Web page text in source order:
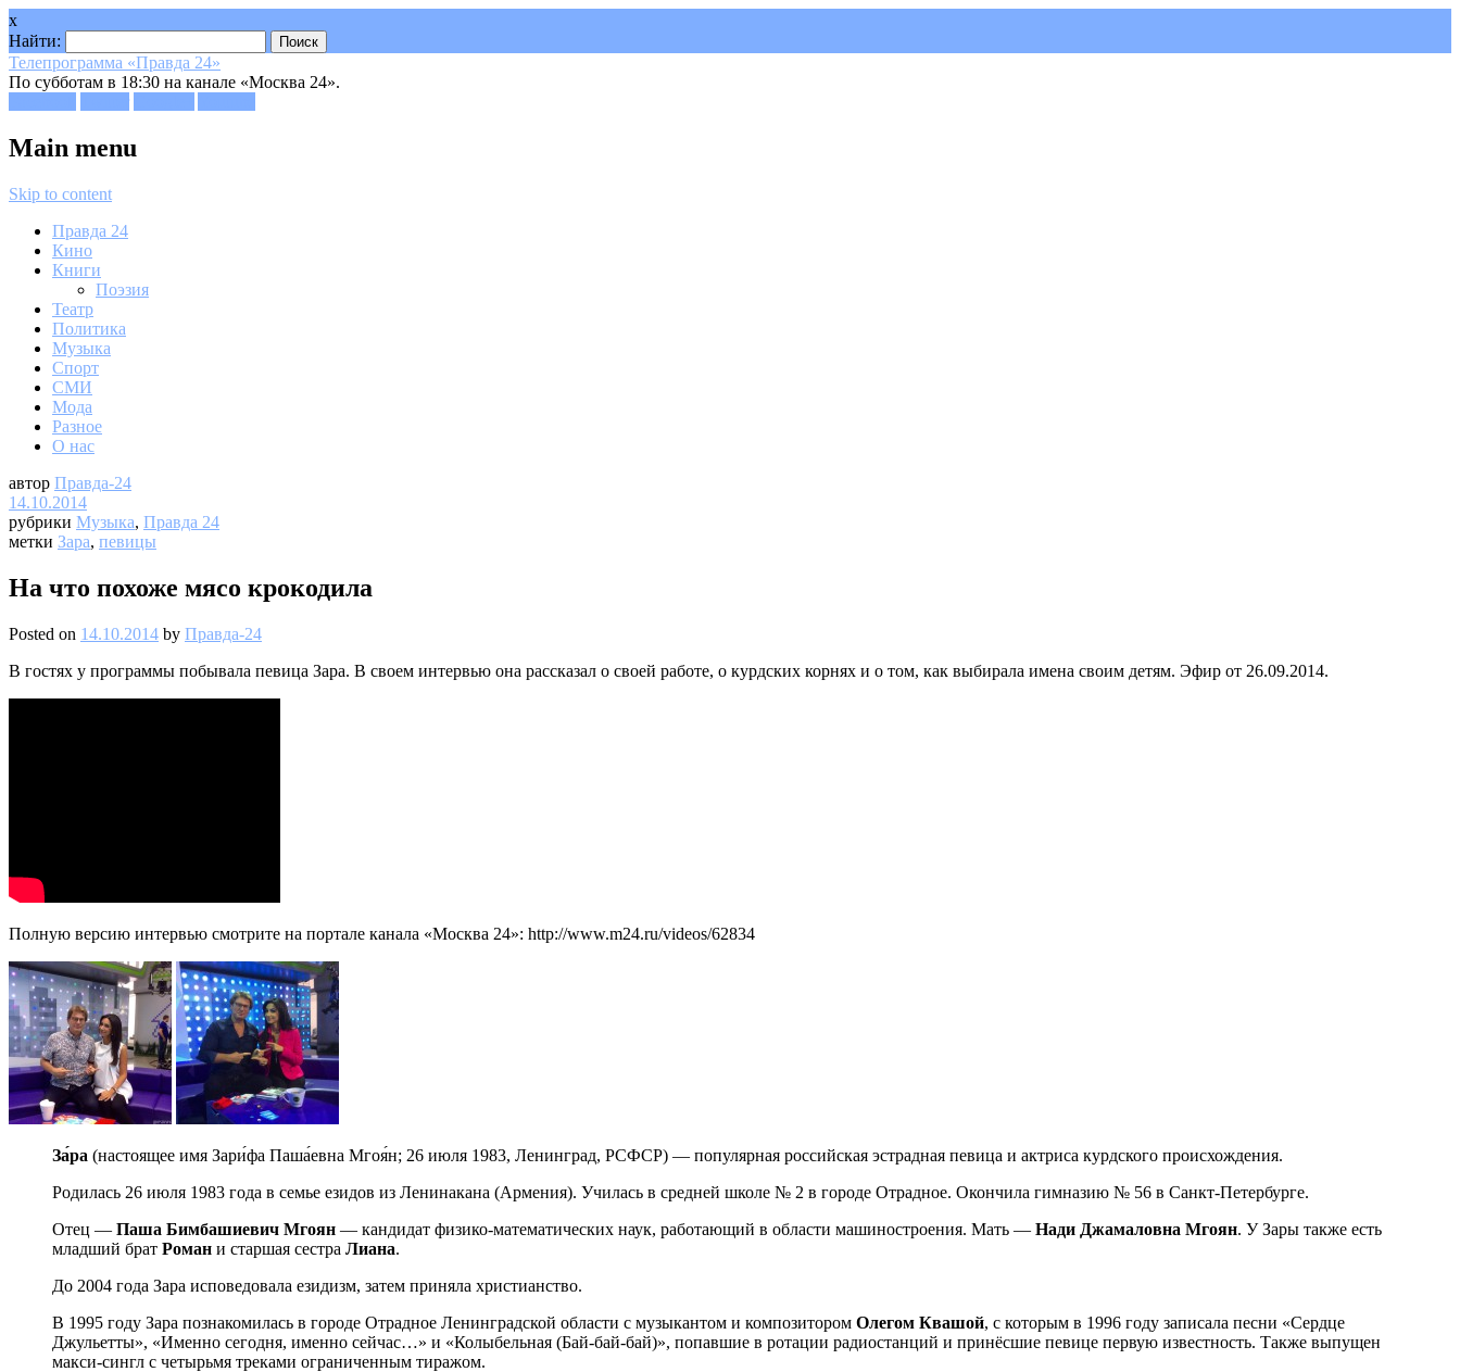
x
Найти:
Телепрограмма «Правда 24»
По субботам в 18:30 на канале «Москва 24».
Main menu
Skip to content
Правда 24
Кино
Книги
Поэзия
Театр
Политика
Музыка
Спорт
СМИ
Мода
Разное
О нас
автор Правда-24
14.10.2014
рубрики Музыка, Правда 24
метки Зара, певицы
На что похоже мясо крокодила
Posted on 14.10.2014 by Правда-24
В гостях у программы побывала певица Зара. В своем интервью она рассказал о своей работе, о курдских корнях и о том, как выбирала имена своим детям. Эфир от 26.09.2014.
Полную версию интервью смотрите на портале канала «Москва 24»: http://www.m24.ru/videos/62834
За́ра (настоящее имя Зари́фа Паша́евна Мгоя́н; 26 июля 1983, Ленинград, РСФСР) — популярная российская эстрадная певица и актриса курдского происхождения.
Родилась 26 июля 1983 года в семье езидов из Ленинакана (Армения). Училась в средней школе № 2 в городе Отрадное. Окончила гимназию № 56 в Санкт-Петербурге.
Отец — Паша Бимбашиевич Мгоян — кандидат физико-математических наук, работающий в области машиностроения. Мать — Нади Джамаловна Мгоян. У Зары также есть
младший брат Роман и старшая сестра Лиана.
До 2004 года Зара исповедовала езидизм, затем приняла христианство.
В 1995 году Зара познакомилась в городе Отрадное Ленинградской области с музыкантом и композитором Олегом Квашой, с которым в 1996 году записала песни «Сердце
Джульетты», «Именно сегодня, именно сейчас…» и «Колыбельная (Бай-бай-бай)», попавшие в ротации радиостанций и принёсшие певице первую известность. Также выпущен
макси-сингл с четырьмя треками ограниченным тиражом.